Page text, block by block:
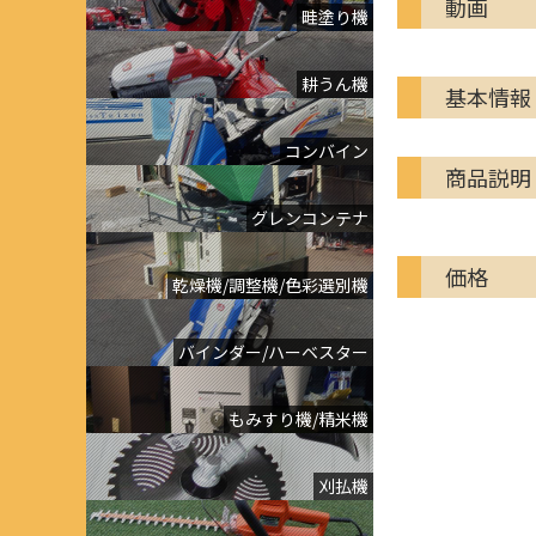
畦塗り機
耕うん機
コンバイン
グレンコンテナ
乾燥機/調整機/色彩選別機
バインダー/ハーベスター
もみすり機/精米機
刈払機
動画
基本情報
商品説明
価格